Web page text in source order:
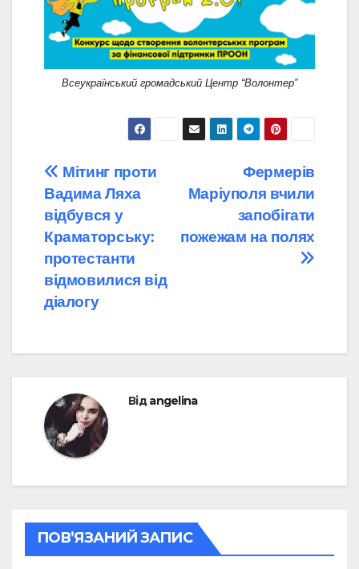
Всеукраїнський громадський Центр “Волонтер”
Навігація
записів
Фермерів
Маріуполя вчили
запобігати
пожежам на полях
Мітинг проти
Вадима Ляха
відбувся у
Краматорську:
протестанти
відмовилися від
діалогу
Відangelina
ПОВ’ЯЗАНИЙ ЗАПИС